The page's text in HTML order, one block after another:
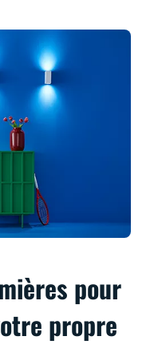
pour
propre